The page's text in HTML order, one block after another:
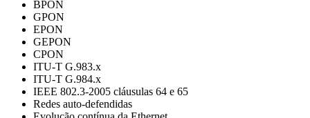
BPON
GPON
EPON
GEPON
CPON
ITU-T G.983.x
ITU-T G.984.x
IEEE 802.3-2005 cláusulas 64 e 65
Redes auto-defendidas